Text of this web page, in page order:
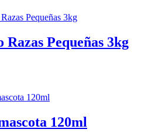
Pequeñas 3kg
120ml